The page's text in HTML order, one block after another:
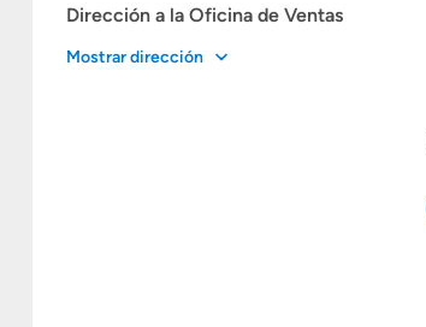
Dirección a la Oficina de Ventas
Mostrar dirección